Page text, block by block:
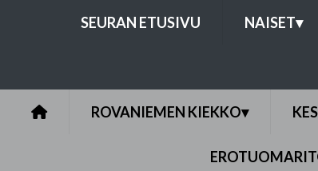
SEURAN ETUSIVU NAISET▾
ROVANIEMEN KIEKKO▾